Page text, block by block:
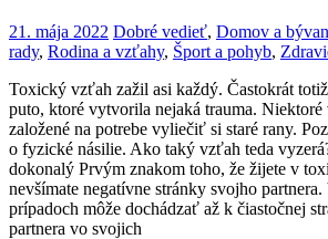
21. mája 2022 Dobré vedieť, Domov a
rady, Rodina a vzťahy, Šport a pohyb,
Toxický vzťah zažil asi každý. Častokrát
puto, ktoré vytvorila nejaká trauma.
založené na potrebe vyliečiť si staré rany.
o fyzické násilie. Ako taký vzťah teda
dokonalý Prvým znakom toho, že žijete v
nevšímate negatívne stránky svojho
prípadoch môže dochádzať až k čiastočnej
partnera vo svojich